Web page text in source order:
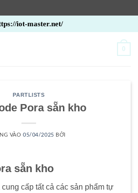
iot-master.net/
0
PARTLISTS
Pora sẵn kho
VÀO05/04/2025 BỞI
sẵn kho
cung cấp tất cả các sản phẩm tự